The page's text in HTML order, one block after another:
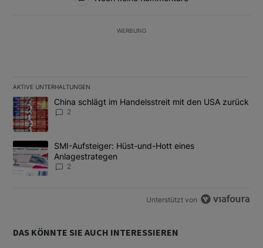
WERBUNG
AKTIVE UNTERHALTUNGEN
Das Folgende ist eine Liste der am meisten kommentierten
Ein Trendartikel mit dem Titel "China schlägt im Handelsstreit
China schlägt im Handelsstreit mit den USA zurück
2
Ein Trendartikel mit dem Titel "SMI-Aufsteiger: Hüst-und-Hott
SMI-Aufsteiger: Hüst-und-Hott eines
Anlagestrategen
2
Unterstützt von
DAS KÖNNTE SIE AUCH INTERESSIEREN